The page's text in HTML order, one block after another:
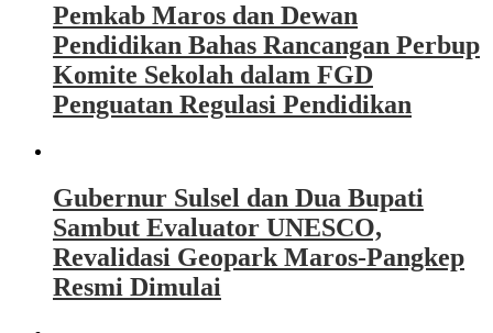
Pemkab Maros dan Dewan
Pendidikan Bahas Rancangan Perbup
Komite Sekolah dalam FGD
Penguatan Regulasi Pendidikan
Gubernur Sulsel dan Dua Bupati
Sambut Evaluator UNESCO,
Revalidasi Geopark Maros-Pangkep
Resmi Dimulai